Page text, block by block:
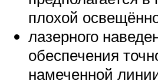
плохой
лазерного
обеспечения
намеченной